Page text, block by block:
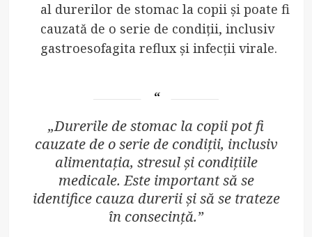
al durerilor de stomac la copii și poate fi
cauzată de o serie de condiții, inclusiv
gastroesofagita reflux și infecții virale.
„Durerile de stomac la copii pot fi
cauzate de o serie de condiții, inclusiv
alimentația, stresul și condițiile
medicale. Este important să se
identifice cauza durerii și să se trateze
în consecință.”